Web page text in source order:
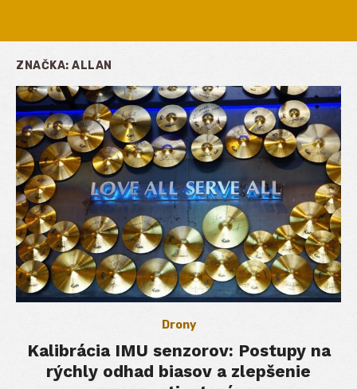
ZNAČKA: ALLAN
Drony
Kalibrácia IMU senzorov: Postupy na
rýchly odhad biasov a zlepšenie